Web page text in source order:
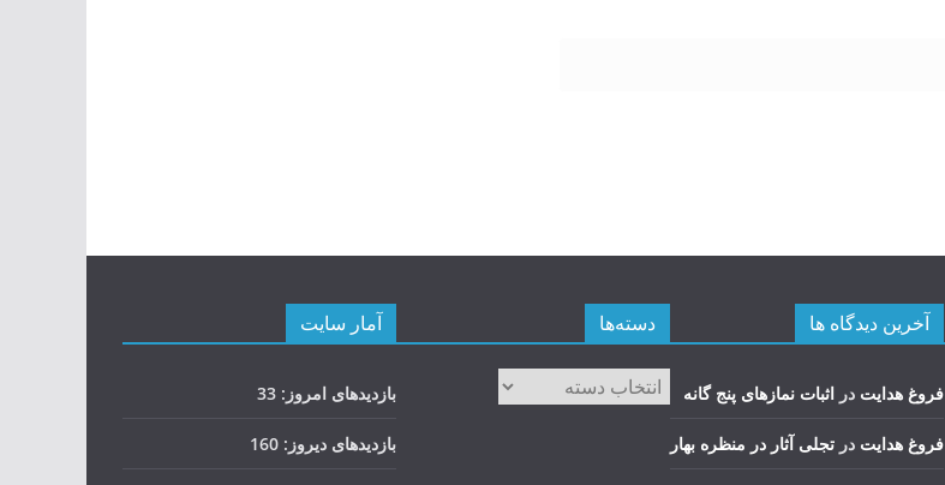
آخرین دیدگاه ها
فروغ هدایت در اثبات نمازهای پنج گانه
فروغ هدایت در تجلی آثار در منظره بهار
دسته‌ها
دسته‌ها
آمار سایت
بازدیدهای امروز: 33
بازدیدهای دیروز: 160